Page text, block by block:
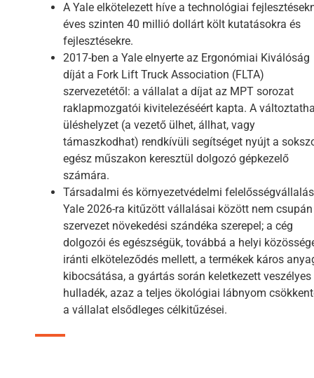
A Yale elkötelezett híve a technológiai
éves szinten 40 millió dollárt költ kutatásokra és
fejlesztésekre.
2017-ben a Yale elnyerte az Ergonómiai Kiválóság
díját a Fork Lift Truck Association (FLTA)
szervezetétől: a vállalat a díjat az MPT sorozat
raklapmozgatói kivitelezéséért kapta. A
üléshelyzet (a vezető ülhet, állhat, vagy
támaszkodhat) rendkívüli segítséget nyújt a
egész műszakon keresztül dolgozó gépkezelő
számára.
Társadalmi és környezetvédelmi
Yale 2026-ra kitűzött vállalásai között nem
szervezet növekedési szándéka szerepel; a cég
dolgozói és egészségük, továbbá a helyi
iránti elköteleződés mellett, a termékek káros
kibocsátása, a gyártás során keletkezett veszélyes
hulladék, azaz a teljes ökológiai lábnyom
a vállalat elsődleges célkitűzései.